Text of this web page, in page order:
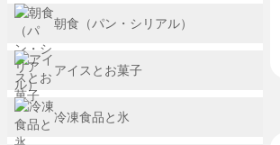
朝食（パン・シリアル）
アイスとお菓子
冷凍食品と氷